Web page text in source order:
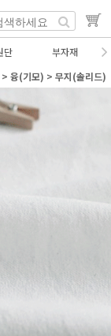
단
부자재
> 융(기모) > 무지(솔리드)